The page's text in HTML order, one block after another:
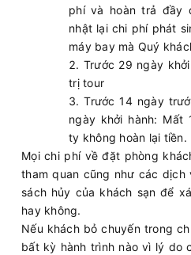
phí và hoàn trả đầy
nhật lại chi phí phát
máy bay mà Quý
Trước 29 ngày
trị tour
Trước 14 ngày
ngày khởi hành: Mất
ty không hoàn lại tiền.
Mọi chi phí về đặt phòng
tham quan cũng như các
sách hủy của khách sạn để
hay không.
Nếu khách bỏ chuyến trong
bất kỳ hành trình nào vì lý do